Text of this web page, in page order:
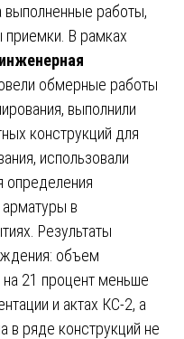
выполненные работы,
приемки. В рамках
обмерные работы
выполнили
конструкций для
использовали
определения
в
Результаты
объем
21 процент меньше
и актах КС-2, а
в ряде конструкций не